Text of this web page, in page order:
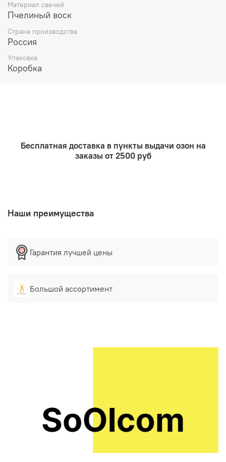
отрицательной энергии, устранение препятствий, а
также для привязок и отворотов.
Ее используют в медитации, чтобы найти свет во
тьме. Она открывает сокровенное, помогает
чего приходится идти на жертвы.
Черная свеча заряжается практически на любое
действует угнетающе и при избытке может вызвать
депрессию. Возжигание черной свечи со свечой
любого другого цвета рассеивает негативную
Размер конуса 7х5 см
Конусы упакованы в коробку
Материал свечей
Пчелиный воск
Страна производства
Россия
Упаковка
Коробка
Бесплатная доставка в пункты выдачи озон на
заказы от 2500 руб
Наши преимущества
Гарантия лучшей цены
Большой ассортимент